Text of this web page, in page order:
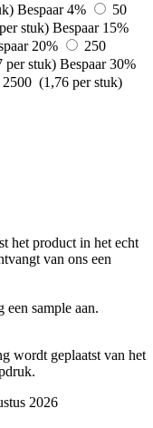
Bespaar 4%
50
stuk) Bespaar 15%
20%
250
per stuk) Bespaar 30%
2500 (1,76 per stuk)
het product in het echt
van ons een
sample aan.
wordt geplaatst van het
2026